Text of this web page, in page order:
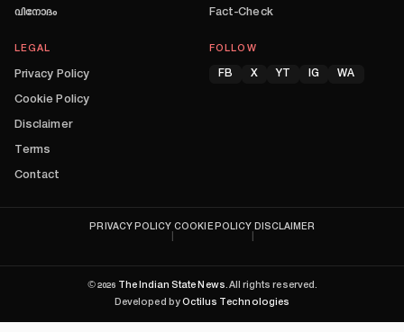
വിനോദം
Fact-Check
LEGAL
Privacy Policy
Cookie Policy
Disclaimer
Terms
Contact
FOLLOW
FB X YT IG WA
PRIVACY POLICY COOKIE POLICY DISCLAIMER
©2026 The Indian State News. All rights reserved.
Developed by Octilus Technologies